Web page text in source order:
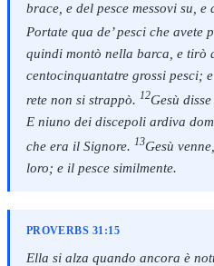
brace, e del pesce messovi su, e
Portate qua de’ pesci che avete
quindi montò nella barca, e tirò
centocinquantatre grossi pesci;
rete non si strappò. 12Gesù
E niuno dei discepoli ardiva
che era il Signore. 13Gesù
loro; e il pesce similmente.
PROVERBS 31:15
Ella si alza quando ancora è